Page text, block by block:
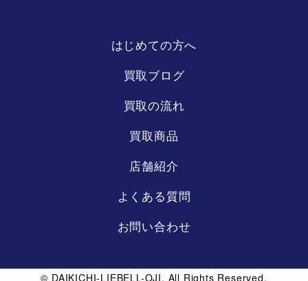
リーベル
王寺店
はじめての方へ
買取ブログ
買取の流れ
買取商品
店舗紹介
よくある質問
お問い合わせ
© DAIKICHI-LIEBELL-OJI. All Rights Reserved.